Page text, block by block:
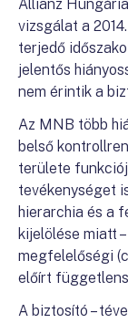
Allianz
vizsgálat a
terjedő
jelentős
nem érintik a
Az MNB több
belső
területe
tevékenységet
hierarchia és a
kijelölése miatt
megfelelőségi
előírt
A biztosító –